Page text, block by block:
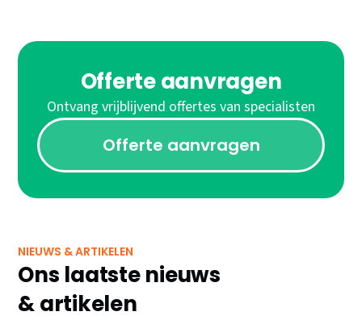
Offerte aanvragen
Ontvang vrijblijvend offertes van specialisten
Offerte aanvragen
NIEUWS & ARTIKELEN
Ons laatste nieuws
& artikelen